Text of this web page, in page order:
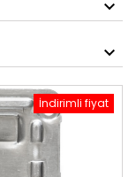
İndirimli fiyat